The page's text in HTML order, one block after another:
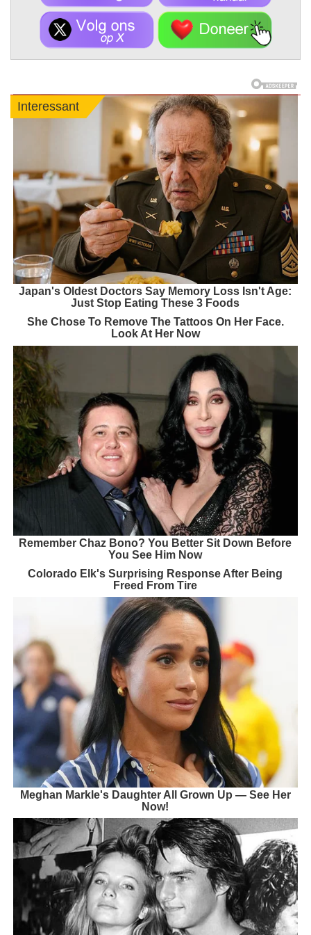
Interessant
Japan's Oldest Doctors Say Memory Loss Isn't Age:
Just Stop Eating These 3 Foods
She Chose To Remove The Tattoos On Her Face.
Look At Her Now
Remember Chaz Bono? You Better Sit Down Before
You See Him Now
Colorado Elk's Surprising Response After Being
Freed From Tire
Meghan Markle's Daughter All Grown Up — See Her
Now!